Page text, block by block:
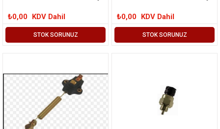
STOK SORUNUZ
₺0,00 KDV Dahil
STOK SORUNUZ
₺0,00 KDV Dahil